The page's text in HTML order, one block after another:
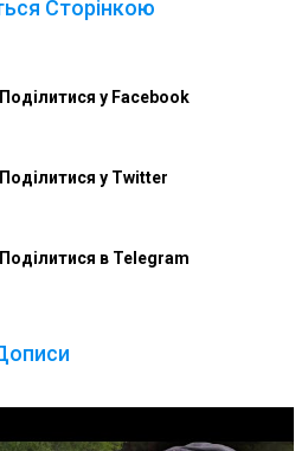
Сторінкою
Поділитися у Facebook
Поділитися у Twitter
Поділитися в Telegram